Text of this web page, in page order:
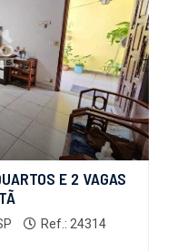
E 2 VAGAS
Ref.: 24314